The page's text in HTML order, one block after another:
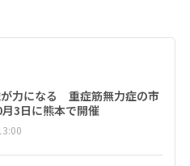
力になる 重症筋無力症の市
3日に熊本で開催